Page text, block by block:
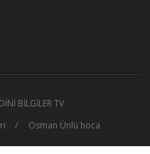
BİLGİLER TV
Osman Ünlü hoca